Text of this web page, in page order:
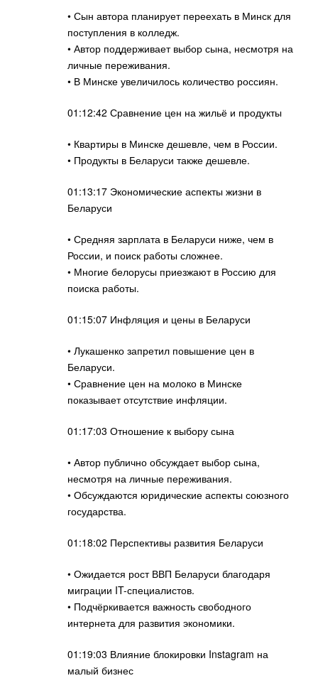
• Сын автора планирует переехать в Минск для
поступления в колледж.
• Автор поддерживает выбор сына, несмотря на
личные переживания.
• В Минске увеличилось количество россиян.
01:12:42 Сравнение цен на жильё и продукты
• Квартиры в Минске дешевле, чем в России.
• Продукты в Беларуси также дешевле.
01:13:17 Экономические аспекты жизни в
Беларуси
• Средняя зарплата в Беларуси ниже, чем в
России, и поиск работы сложнее.
• Многие белорусы приезжают в Россию для
поиска работы.
01:15:07 Инфляция и цены в Беларуси
• Лукашенко запретил повышение цен в
Беларуси.
• Сравнение цен на молоко в Минске
показывает отсутствие инфляции.
01:17:03 Отношение к выбору сына
• Автор публично обсуждает выбор сына,
несмотря на личные переживания.
• Обсуждаются юридические аспекты союзного
государства.
01:18:02 Перспективы развития Беларуси
• Ожидается рост ВВП Беларуси благодаря
миграции IT-специалистов.
• Подчёркивается важность свободного
интернета для развития экономики.
01:19:03 Влияние блокировки Instagram на
малый бизнес